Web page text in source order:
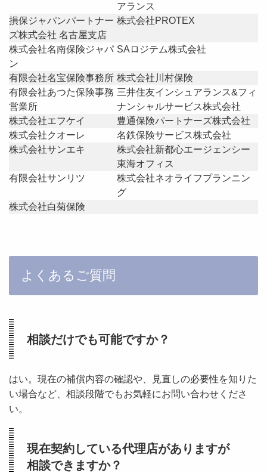
アランス
損保ジャパンパートナー
ズ株式会社 名古屋支店
株式会社PROTEX
株式会社名南保険ジャパ
ン
SAロジテム株式会社
有限会社名宝保険事務所 株式会社川村保険
有限会社あつた保険事務
営業所
三井住友インシュアランス&フィ
ナンシャルサービス株式会社
株式会社エフケイ
豊通保険パートナーズ株式会社
株式会社クオーレ
名鉄保険サービス株式会社
株式会社サンエキ
株式会社新都心エージェンシー
東海オフィス
有限会社サンリツ
株式会社ネオライフプランニン
グ
株式会社白菊保険
よくあるご質問
相談だけでも可能ですか？
はい。現在の補償内容の確認や、見直しの必要性を知りた
い場合など、相談段階でもお気軽にお問い合わせくださ
い。
現在契約している代理店がありますが
相談できますか？